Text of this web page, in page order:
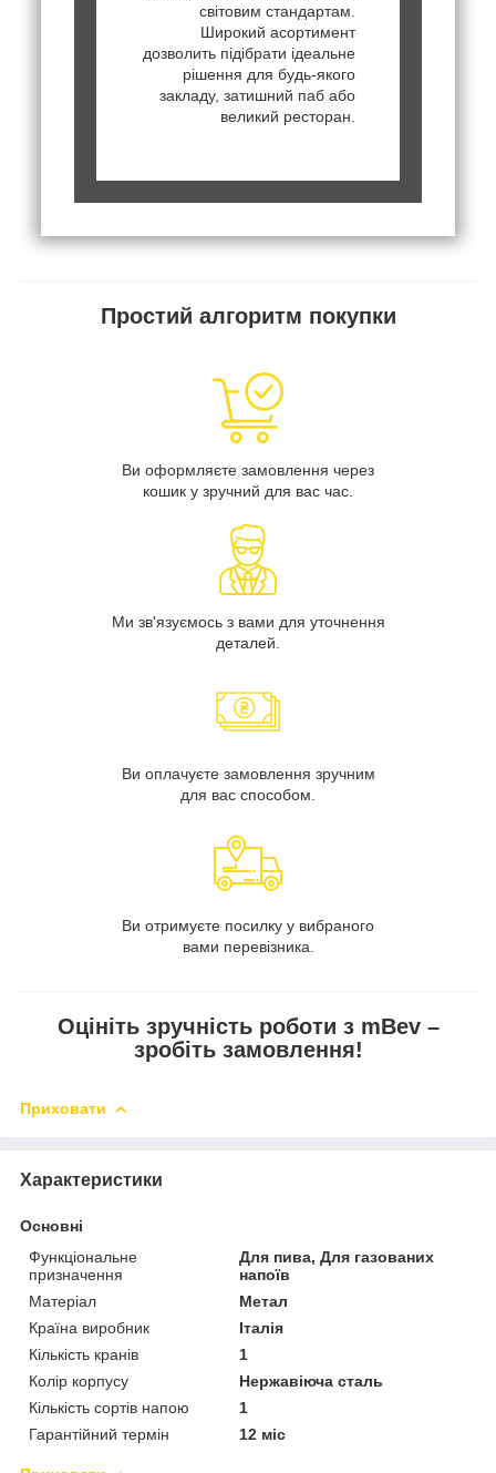
світовим стандартам.
Широкий асортимент
дозволить підібрати ідеальне
рішення для будь-якого
закладу, затишний паб або
великий ресторан.
Простий алгоритм покупки
Ви оформляєте замовлення через
кошик у зручний для вас час.
Ми зв'язуємось з вами для уточнення
деталей.
Ви оплачуєте замовлення зручним
для вас способом.
Ви отримуєте посилку у вибраного
вами перевізника.
Оцініть зручність роботи з mBev –
зробіть замовлення!
Приховати
Характеристики
Основні
Функціональне
призначення
Для пива, Для газованих
напоїв
Матеріал
Метал
Країна виробник
Італія
Кількість кранів
1
Колір корпусу
Нержавіюча сталь
Кількість сортів напою
1
Гарантійний термін
12 міс